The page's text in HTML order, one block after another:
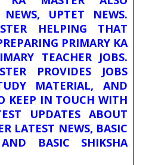
UPTET NEWS.
HELPING THAT
PRIMARY KA
TEACHER JOBS.
PROVIDES JOBS
MATERIAL, AND
KEEP IN TOUCH WITH
UPDATES ABOUT
LATEST NEWS, BASIC
BASIC SHIKSHA